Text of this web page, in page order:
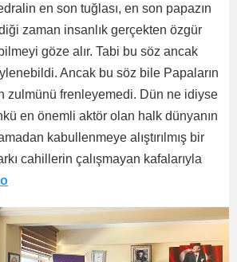
en son tuğlası, en son papazın
zaman insanlık gerçekten özgür
göze alır. Tabi bu söz ancak
Ancak bu söz bile Papaların
zulmünü frenleyemedi. Dün ne idiyse
en önemli aktör olan halk dünyanın
kabullenmeye alıştırılmış bir
cahillerin çalışmayan kafalarıyla